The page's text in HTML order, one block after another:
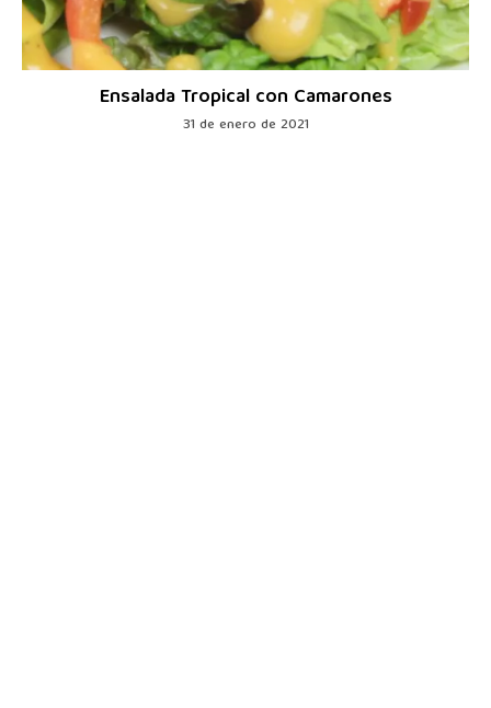
Ensalada Tropical con Camarones
31 de enero de 2021